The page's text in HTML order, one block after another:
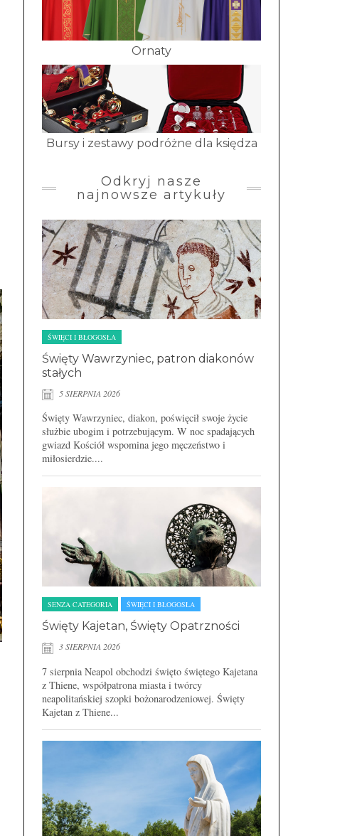
Ornaty
Bursy i zestawy podróżne dla księdza
Odkryj nasze
najnowsze artykuły
ŚWIĘCI I BŁOGOSŁA
Święty Wawrzyniec, patron diakonów
stałych
5 SIERPNIA 2026
Święty Wawrzyniec, diakon, poświęcił swoje życie
służbie ubogim i potrzebującym. W noc spadających
gwiazd Kościół wspomina jego męczeństwo i
miłosierdzie....
SENZA CATEGORIA ŚWIĘCI I BŁOGOSŁA
Święty Kajetan, Święty Opatrzności
3 SIERPNIA 2026
7 sierpnia Neapol obchodzi święto świętego Kajetana
z Thiene, współpatrona miasta i twórcy
neapolitańskiej szopki bożonarodzeniowej. Święty
Kajetan z Thiene...